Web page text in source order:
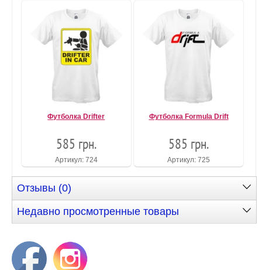
Футболка Drifter
585 грн.
Артикул: 724
Футболка Formula Drift
585 грн.
Артикул: 725
Отзывы (0)
Недавно просмотренные товары